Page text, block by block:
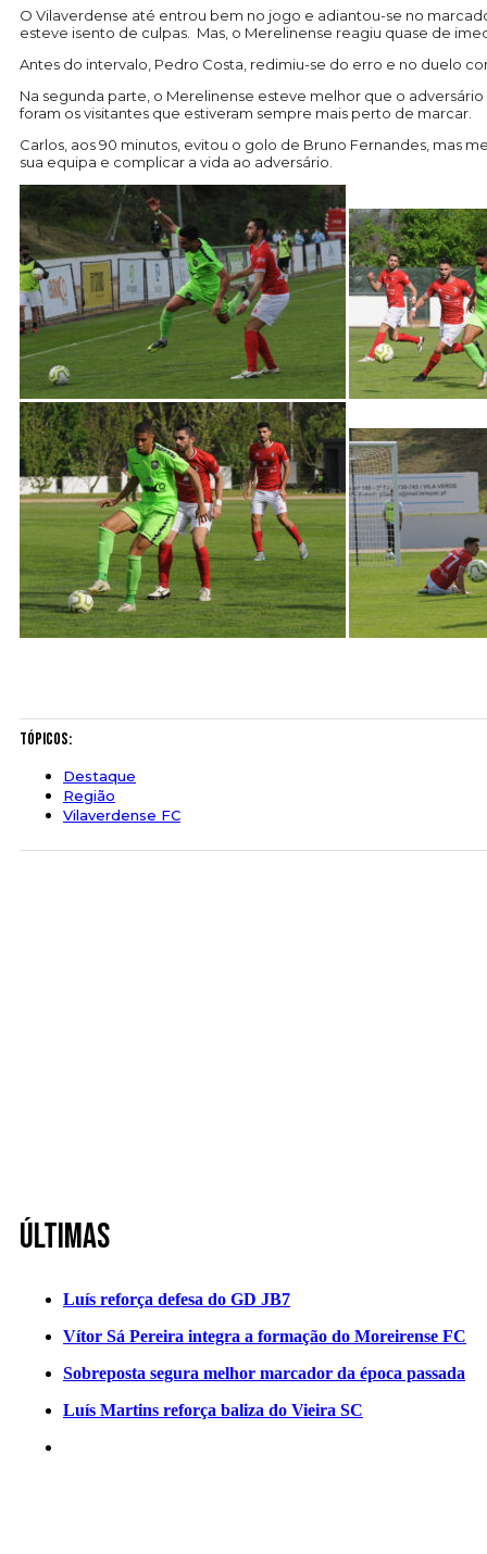
O Vilaverdense até entrou bem no jogo e adiantou-se no
esteve isento de culpas. Mas, o Merelinense reagiu quase de
Antes do intervalo, Pedro Costa, redimiu-se do erro e no duelo
Na segunda parte, o Merelinense esteve melhor que o
foram os visitantes que estiveram sempre mais perto de marcar.
Carlos, aos 90 minutos, evitou o golo de Bruno Fernandes, mas
sua equipa e complicar a vida ao adversário.
Tópicos:
Destaque
Região
Vilaverdense FC
Últimas
Luís reforça defesa do GD JB7
Vítor Sá Pereira integra a formação do Moreirense FC
Sobreposta segura melhor marcador da época passada
Luís Martins reforça baliza do Vieira SC